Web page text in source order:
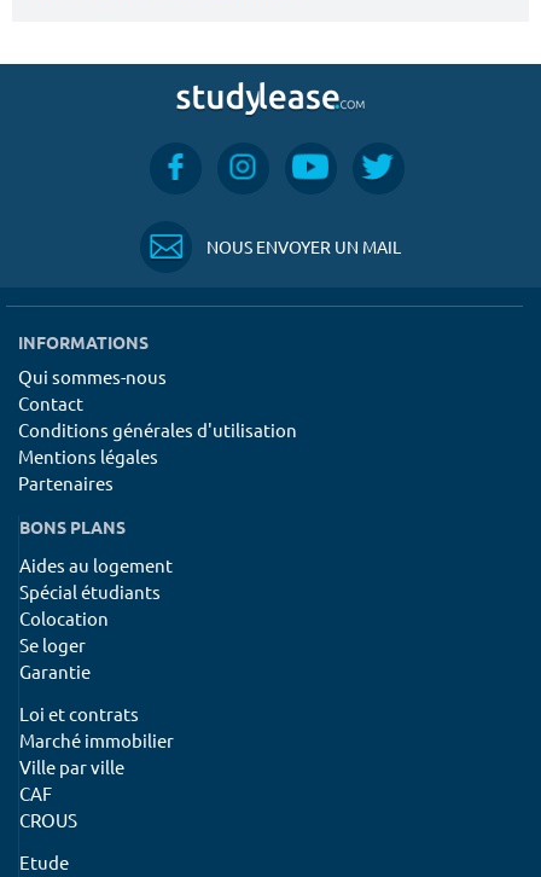
NOUS ENVOYER UN MAIL
INFORMATIONS
Qui sommes-nous
Contact
Conditions générales d'utilisation
Mentions légales
Partenaires
BONS PLANS
Aides au logement
Spécial étudiants
Colocation
Se loger
Garantie
Loi et contrats
Marché immobilier
Ville par ville
CAF
CROUS
Etude